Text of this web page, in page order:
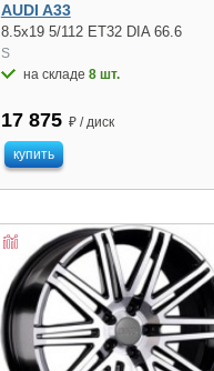
AUDI A33
8.5x19 5/112 ET32 DIA 66.6
S
на складе 8 шт.
17 875 ₽ / диск
купить